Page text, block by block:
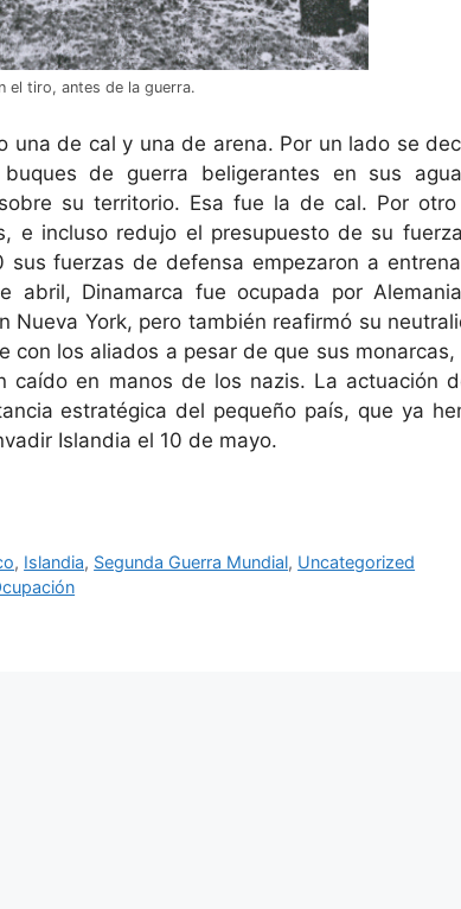
el tiro, antes de la guerra.
una de cal y una de arena. Por un lado se
de guerra beligerantes en sus
su territorio. Esa fue la de cal. Por
e incluso redujo el presupuesto de su
fuerzas de defensa empezaron a
Dinamarca fue ocupada por
Nueva York, pero también reafirmó su
con los aliados a pesar de que sus monarcas,
caído en manos de los nazis. La actuación
estratégica del pequeño país, que ya
Islandia el 10 de mayo.
, Islandia, Segunda Guerra Mundial, Uncategorized